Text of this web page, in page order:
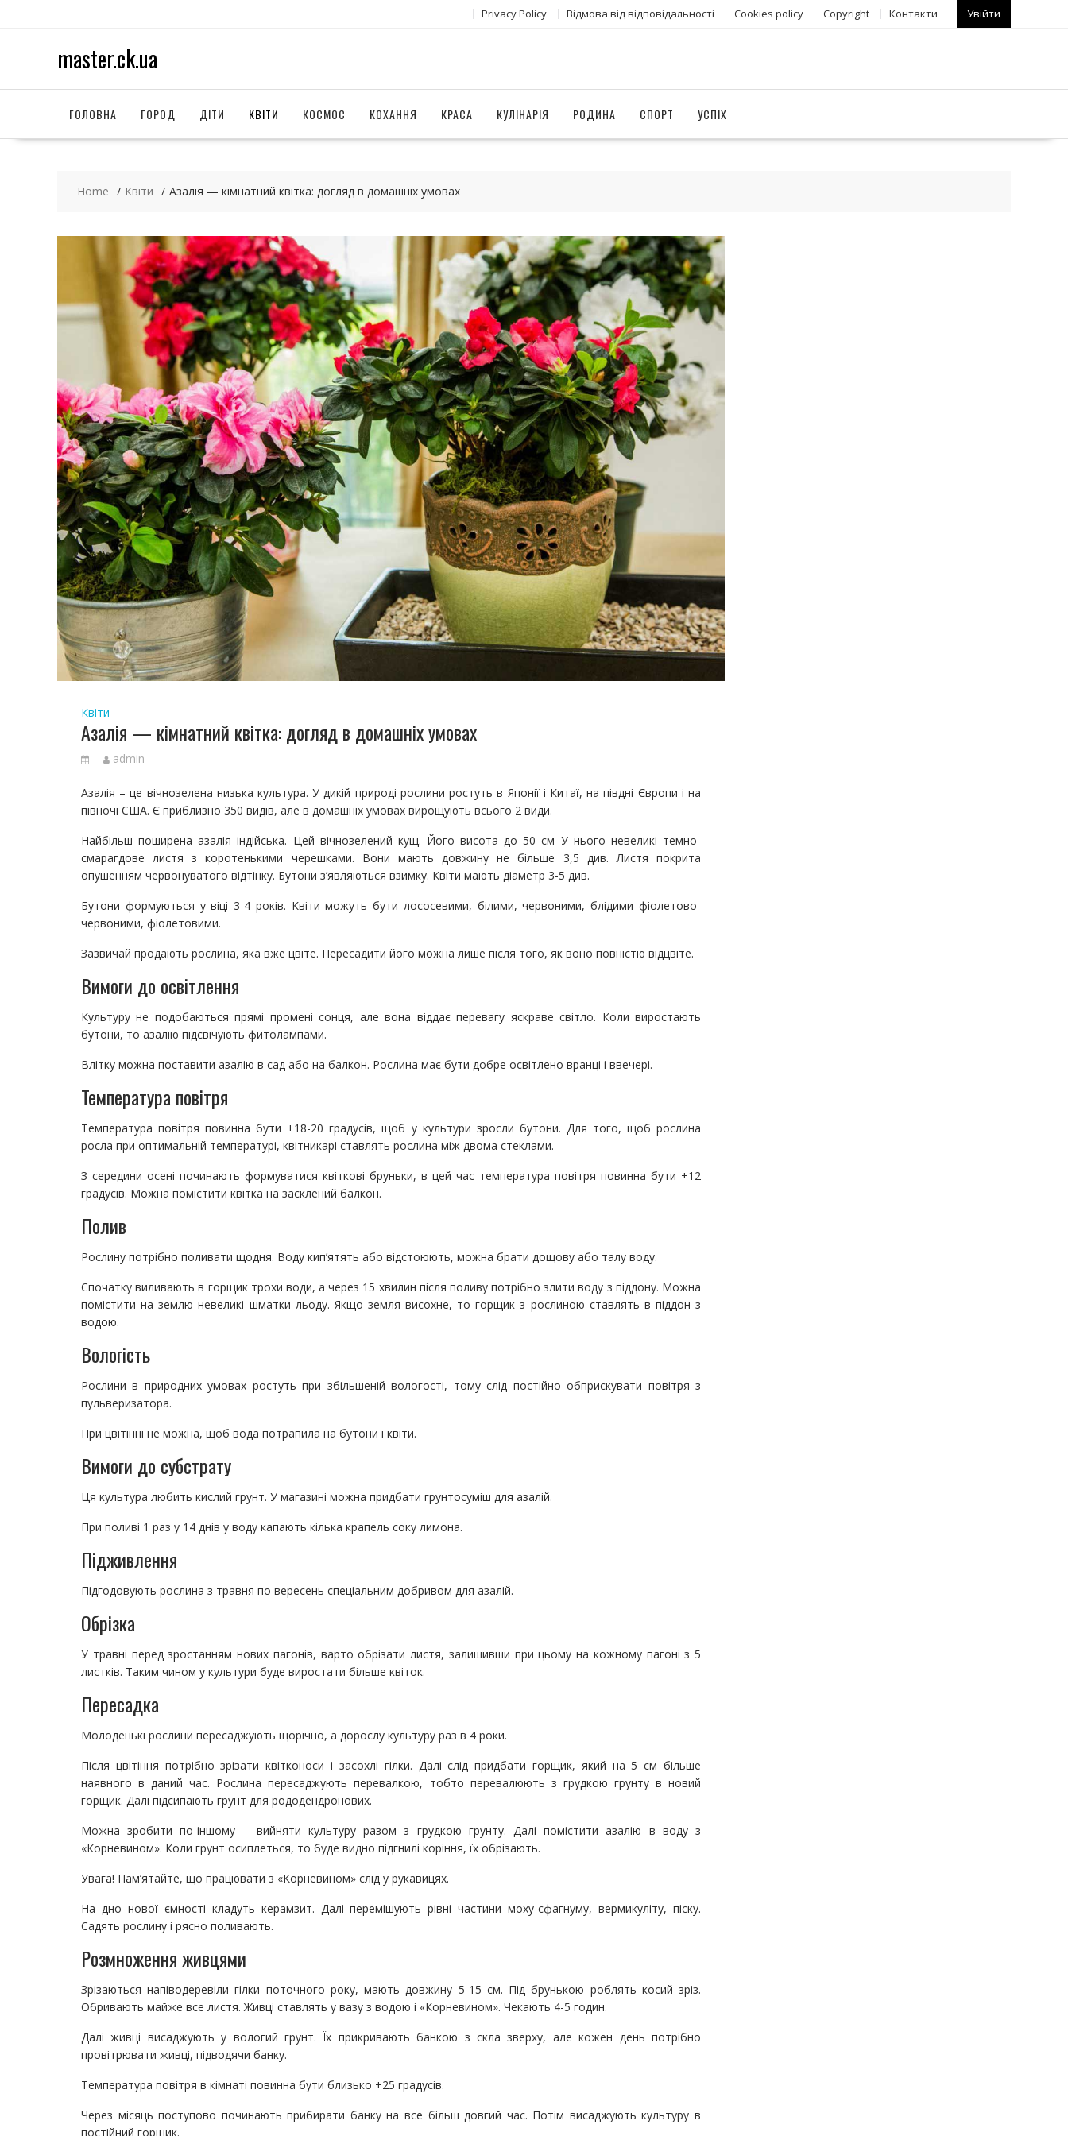
Privacy Policy Відмова від відповідальності Сookies policy Copyright Контакти Увійти
master.ck.ua
ГОЛОВНА ГОРОД ДІТИ КВІТИ КОСМОС КОХАННЯ КРАСА КУЛІНАРІЯ РОДИНА СПОРТ УСПІХ
Home Квіти Азалія — кімнатний квітка: догляд в домашніх умовах
Квіти
Азалія — кімнатний квітка: догляд в домашніх умовах
admin
Азалія – це вічнозелена низька культура. У дикій природі рослини ростуть в Японії і Китаї, на півдні Європи і на
півночі США. Є приблизно 350 видів, але в домашніх умовах вирощують всього 2 види.
Найбільш поширена азалія індійська. Цей вічнозелений кущ. Його висота до 50 см У нього невеликі темно-
смарагдове листя з коротенькими черешками. Вони мають довжину не більше 3,5 див. Листя покрита
опушенням червонуватого відтінку. Бутони з’являються взимку. Квіти мають діаметр 3-5 див.
Бутони формуються у віці 3-4 років. Квіти можуть бути лососевими, білими, червоними, блідими фіолетово-
червоними, фіолетовими.
Зазвичай продають рослина, яка вже цвіте. Пересадити його можна лише після того, як воно повністю відцвіте.
Вимоги до освітлення
Культуру не подобаються прямі промені сонця, але вона віддає перевагу яскраве світло. Коли виростають
бутони, то азалію підсвічують фитолампами.
Влітку можна поставити азалію в сад або на балкон. Рослина має бути добре освітлено вранці і ввечері.
Температура повітря
Температура повітря повинна бути +18-20 градусів, щоб у культури зросли бутони. Для того, щоб рослина
росла при оптимальній температурі, квітникарі ставлять рослина між двома стеклами.
З середини осені починають формуватися квіткові бруньки, в цей час температура повітря повинна бути +12
градусів. Можна помістити квітка на засклений балкон.
Полив
Рослину потрібно поливати щодня. Воду кип’ятять або відстоюють, можна брати дощову або талу воду.
Спочатку виливають в горщик трохи води, а через 15 хвилин після поливу потрібно злити воду з піддону. Можна
помістити на землю невеликі шматки льоду. Якщо земля висохне, то горщик з рослиною ставлять в піддон з
водою.
Вологість
Рослини в природних умовах ростуть при збільшеній вологості, тому слід постійно обприскувати повітря з
пульверизатора.
При цвітінні не можна, щоб вода потрапила на бутони і квіти.
Вимоги до субстрату
Ця культура любить кислий грунт. У магазині можна придбати грунтосуміш для азалій.
При поливі 1 раз у 14 днів у воду капають кілька крапель соку лимона.
Підживлення
Підгодовують рослина з травня по вересень спеціальним добривом для азалій.
Обрізка
У травні перед зростанням нових пагонів, варто обрізати листя, залишивши при цьому на кожному пагоні з 5
листків. Таким чином у культури буде виростати більше квіток.
Пересадка
Молоденькі рослини пересаджують щорічно, а дорослу культуру раз в 4 роки.
Після цвітіння потрібно зрізати квітконоси і засохлі гілки. Далі слід придбати горщик, який на 5 см більше
наявного в даний час. Рослина пересаджують перевалкою, тобто перевалюють з грудкою грунту в новий
горщик. Далі підсипають грунт для рододендронових.
Можна зробити по-іншому – вийняти культуру разом з грудкою грунту. Далі помістити азалію в воду з
«Корневином». Коли грунт осиплеться, то буде видно підгнилі коріння, їх обрізають.
Увага! Пам’ятайте, що працювати з «Корневином» слід у рукавицях.
На дно нової ємності кладуть керамзит. Далі перемішують рівні частини моху-сфагнуму, вермикуліту, піску.
Садять рослину і рясно поливають.
Розмноження живцями
Зрізаються напіводеревіли гілки поточного року, мають довжину 5-15 см. Під брунькою роблять косий зріз.
Обривають майже все листя. Живці ставлять у вазу з водою і «Корневином». Чекають 4-5 годин.
Далі живці висаджують у вологий грунт. Їх прикривають банкою з скла зверху, але кожен день потрібно
провітрювати живці, підводячи банку.
Температура повітря в кімнаті повинна бути близько +25 градусів.
Через місяць поступово починають прибирати банку на все більш довгий час. Потім висаджують культуру в
постійний горщик.